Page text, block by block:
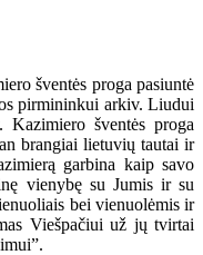
šventės proga pasiuntė
pirmininkui arkiv. Liudui
Kazimiero šventės proga
brangiai lietuvių tautai ir
garbina kaip savo
vienybę su Jumis ir su
bei vienuolėmis ir
Viešpačiui už jų tvirtai